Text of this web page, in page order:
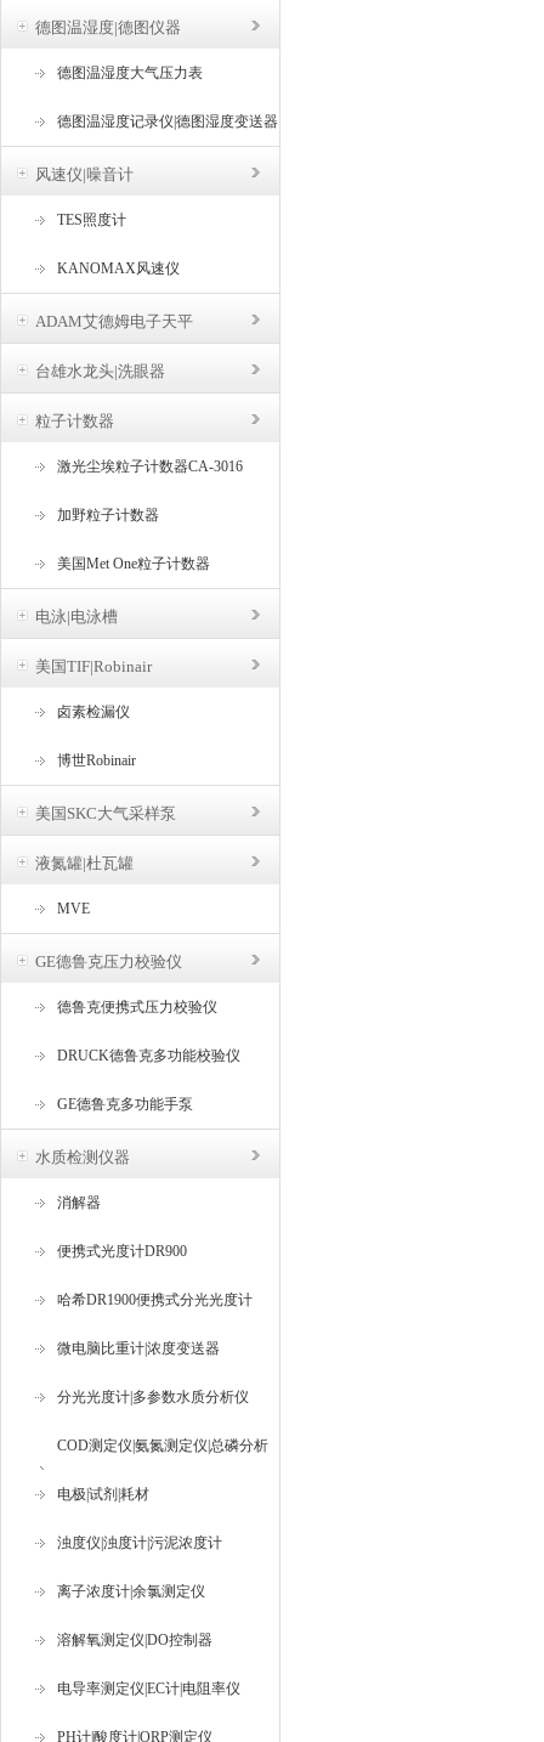
德图温湿度|德图仪器
德图温湿度大气压力表
德图温湿度记录仪|德图湿度变送器
风速仪|噪音计
TES照度计
KANOMAX风速仪
ADAM艾德姆电子天平
台雄水龙头|洗眼器
粒子计数器
激光尘埃粒子计数器CA-3016
加野粒子计数器
美国Met One粒子计数器
电泳|电泳槽
美国TIF|Robinair
卤素检漏仪
博世Robinair
美国SKC大气采样泵
液氮罐|杜瓦罐
MVE
GE德鲁克压力校验仪
德鲁克便携式压力校验仪
DRUCK德鲁克多功能校验仪
GE德鲁克多功能手泵
水质检测仪器
消解器
便携式光度计DR900
哈希DR1900便携式分光光度计
微电脑比重计|浓度变送器
分光光度计|多参数水质分析仪
COD测定仪|氨氮测定仪|总磷分析
仪
电极|试剂|耗材
浊度仪|浊度计|污泥浓度计
离子浓度计|余氯测定仪
溶解氧测定仪|DO控制器
电导率测定仪|EC计|电阻率仪
PH计|酸度计|ORP测定仪